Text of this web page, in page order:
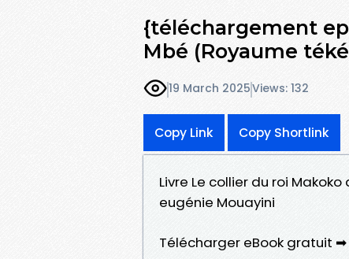
{téléchargement
Mbé (Royaume
19 March 2025Views: 132
Copy Link Copy Shortlink
Livre Le collier du roi
eugénie Mouayini
Télécharger eBook gratuit ➡